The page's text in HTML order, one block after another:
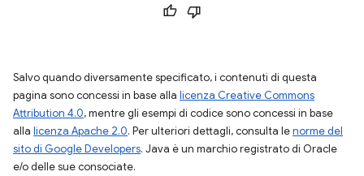
Salvo quando diversamente specificato, i contenuti di questa
pagina sono concessi in base alla licenza Creative Commons
Attribution 4.0, mentre gli esempi di codice sono concessi in base
alla licenza Apache 2.0. Per ulteriori dettagli, consulta lenorme del
sito di Google Developers. Java è un marchio registrato di Oracle
e/o delle sue consociate.